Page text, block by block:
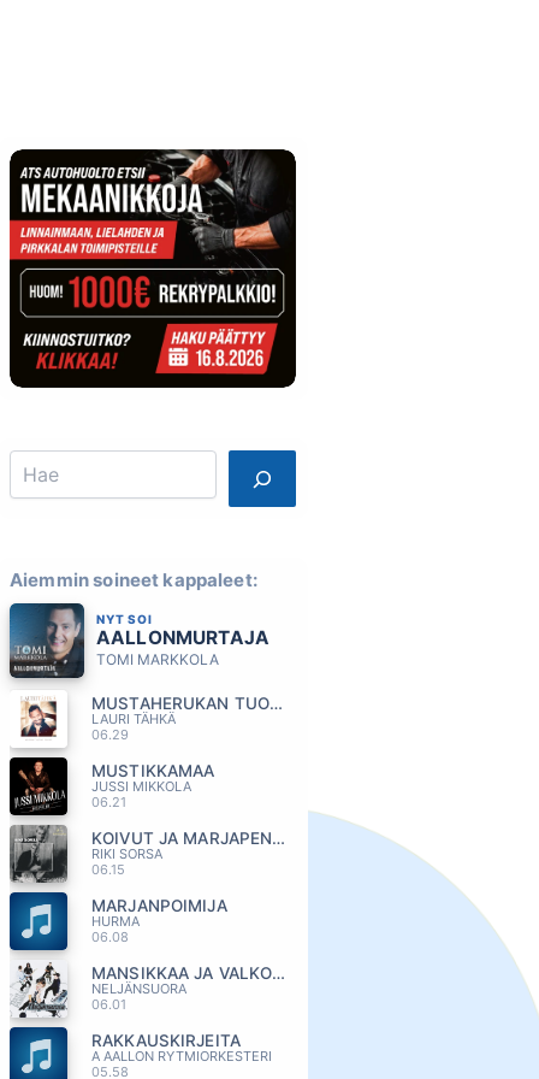
Search
Aiemmin soineet kappaleet:
NYT SOI
AALLONMURTAJA
TOMI MARKKOLA
MUSTAHERUKAN TUOKSUINEN TYTTÖ
LAURI TÄHKÄ
06.29
MUSTIKKAMAA
JUSSI MIKKOLA
06.21
KOIVUT JA MARJAPENSAAT
RIKI SORSA
06.15
MARJANPOIMIJA
HURMA
06.08
MANSIKKAA JA VALKOAPILAA
NELJÄNSUORA
06.01
RAKKAUSKIRJEITA
A AALLON RYTMIORKESTERI
05.58